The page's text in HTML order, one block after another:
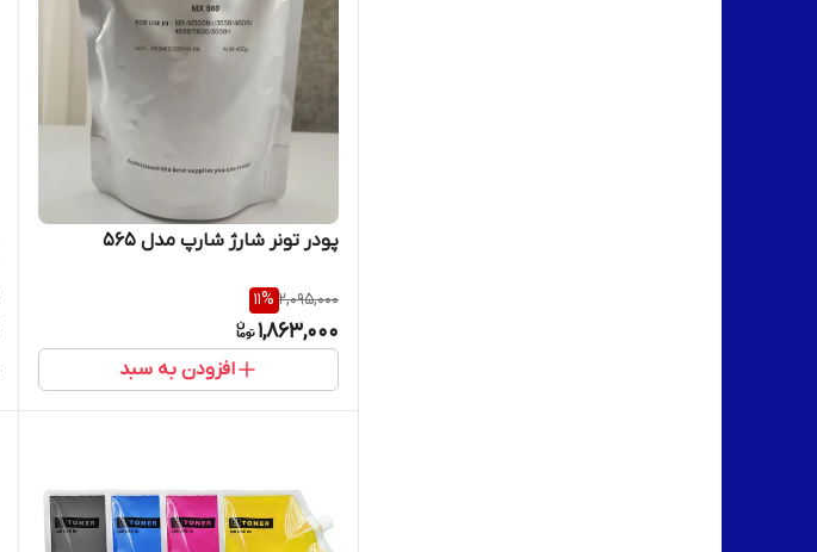
پودر تونر شارژ شارپ‌ مدل ۵۶۵
2,095,000
11%
1,863,000
افزودن به سبد